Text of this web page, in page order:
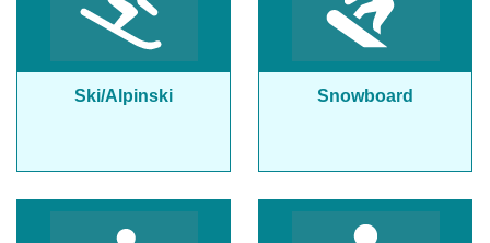
Ski/Alpinski Snowboard